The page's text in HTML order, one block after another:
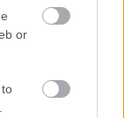
or
1944